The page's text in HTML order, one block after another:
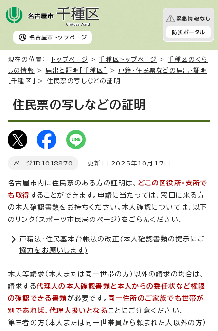
名古屋市 トップページ
緊急情報なし
防災ポータル
現在の位置： トップページ >千種区トップページ > 千種区のくら
しの情報
> 届出と証明［千種区］ > 戸籍・住民票などの届出・証明
［千種区］
> 住民票の写しなどの証明
住民票の写しなどの証明
ページID 1018870 更新日 2025年10月17日
名古屋市内に住民票のある方の証明は、 どこの区役所・支所で
も取得 することができます。申請に当たっては、窓口に来る方
の本人確認書類をお持ちください。本人確認については、以下
のリンク（スポーツ市民局のページ）をごらんください。
戸籍法・住民基本台帳法の改正(本人確認書類の提示にご
協力をお願いします)
本人等請求（本人または同一世帯の方）以外の請求の場合は、
請求する代理人の本人確認書類と本人からの委任状など権限
の確認できる書類 が必要です。 同一住所のご家族でも世帯が
別であれば、代理人扱いとなる ことにご注意ください。
第三者の方（本人または同一世帯員から頼まれた人以外の方）